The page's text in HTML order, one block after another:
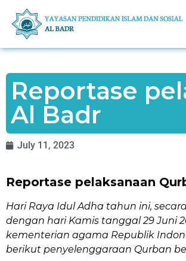
Reportase
Al Badr
July 11, 2023
Reportase pelaksanaan
Hari Raya Idul Adha tahun ini,
dengan hari Kamis tanggal 29 Juni
kementerian agama Republik
berikut penyelenggaraan Qurban